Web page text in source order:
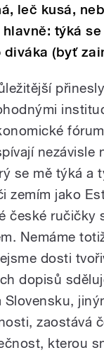
leč kusá,
týká
(byť
nezávisle
se mě týká a
zemím jako
české ručičky
Nemáme
dosti
dopisů
zaostává
kterou